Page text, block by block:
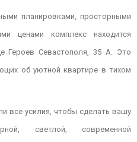
планировками, просторными
ценами комплекс находится
Героев Севастополя, 35 А. Это
об уютной квартире в тихом
все усилия, чтобы сделать вашу
светлой, современной